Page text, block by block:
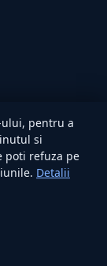
pentru a
si
poti refuza pe
Detalii